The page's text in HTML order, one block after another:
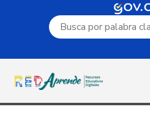
Campo de búsqueda